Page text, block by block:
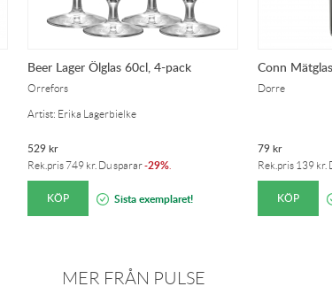
Beer Lager Ölglas 60cl, 4-pack
Orrefors
Artist: Erika Lagerbielke
529kr
Rek.pris749 kr. Du sparar-29%
KÖP Sista exemplaret!
Conn
Dorre
79kr
Rek.pris 139 kr.
KÖP
MER FRÅN PULSE